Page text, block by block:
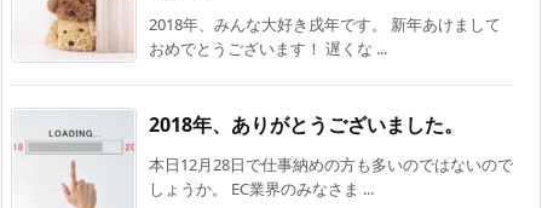
2018年、みんな大好き戌年です。 新年あけまして
おめでとうございます！ 遅くな ...
2018年、ありがとうございました。
本日12月28日で仕事納めの方も多いのではないので
しょうか。 EC業界のみなさま ...